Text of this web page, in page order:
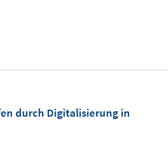
durch Digitalisierung in